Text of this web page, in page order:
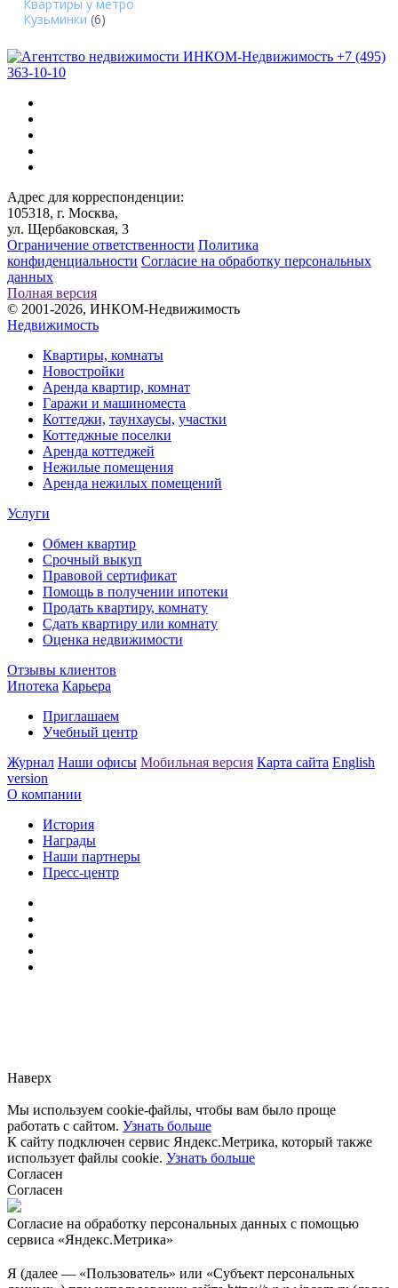
Квартиры у метро
Кузьминки (6)
+7 (495)
363-10-10
Адрес для корреспонденции:
105318, г. Москва,
ул. Щербаковская, 3
Ограничение ответственности Политика
конфиденциальности Согласие на обработку персональных
данных
Полная версия
© 2001-2026, ИНКОМ-Недвижимость
Недвижимость
Квартиры, комнаты
Новостройки
Аренда квартир, комнат
Гаражи и машиноместа
Коттеджи, таунхаусы, участки
Коттеджные поселки
Аренда коттеджей
Нежилые помещения
Аренда нежилых помещений
Услуги
Обмен квартир
Срочный выкуп
Правовой сертификат
Помощь в получении ипотеки
Продать квартиру, комнату
Сдать квартиру или комнату
Оценка недвижимости
Отзывы клиентов
Ипотека Карьера
Приглашаем
Учебный центр
Журнал Наши офисы Мобильная версия Карта сайта English
version
О компании
История
Награды
Наши партнеры
Пресс-центр
Наверх
Мы используем cookie-файлы, чтобы вам было проще
работать с сайтом. Узнать больше
К сайту подключен сервис Яндекс.Метрика, который также
использует файлы cookie. Узнать больше
Согласен
Согласен
Согласие на обработку персональных данных с помощью
сервиса «Яндекс.Метрика»
Я (далее — «Пользователь» или «Субъект персональных